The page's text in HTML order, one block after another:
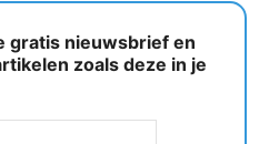
gratis nieuwsbrief en
zoals deze in je